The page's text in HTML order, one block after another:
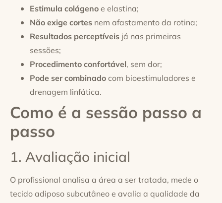
Estimula colágenoe elastina;
Não exige cortes nem afastamento da rotina;
Resultados perceptíveis já nas primeiras
sessões;
Procedimento confortável, sem dor;
Pode ser combinadocom bioestimuladores e
drenagem linfática.
Como é a sessão passo a
passo
1. Avaliação inicial
O profissional analisa a área a ser tratada, mede o
tecido adiposo subcutâneo e avalia a qualidade da